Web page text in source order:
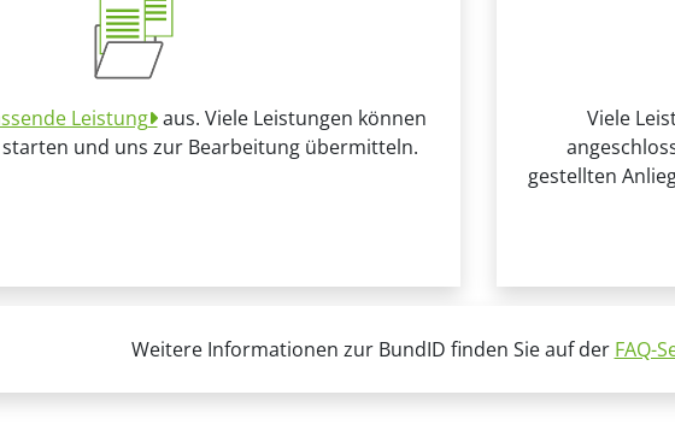
Leistung aus. Viele Leistungen können
und uns zur Bearbeitung übermitteln.
Viele
gestellten
Weitere Informationen zur BundID finden Sie auf der FAQ-